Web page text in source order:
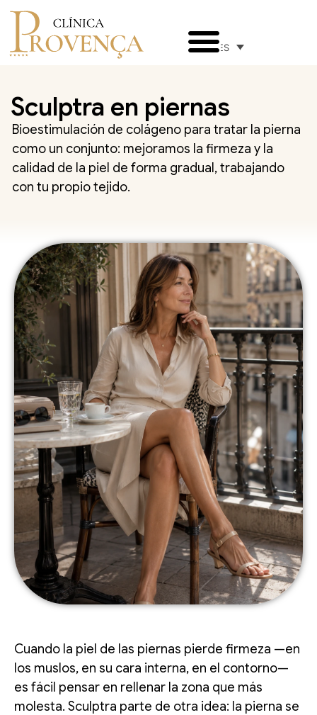
ES
Sculptra en piernas
Bioestimulación de colágeno para tratar la pierna
como un conjunto: mejoramos la firmeza y la
calidad de la piel de forma gradual, trabajando
con tu propio tejido.
Cuando la piel de las piernas pierde firmeza —en
los muslos, en su cara interna, en el contorno—
es fácil pensar en rellenar la zona que más
molesta. Sculptra parte de otra idea: la pierna se